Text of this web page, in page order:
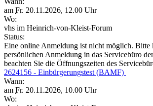
am Fr. 20.11.2026, 12.00 Uhr
Wo:
vhs im Heinrich-von-Kleist-Forum
Status:
Eine online Anmeldung ist nicht möglich. Bitte
persönlichen Anmeldung in das Servicebüro
beachten Sie die Öffnungszeiten des
2624156 - Einbürgerungstest (BAMF)
Wann:
am Fr. 20.11.2026, 10.00 Uhr
Wo: